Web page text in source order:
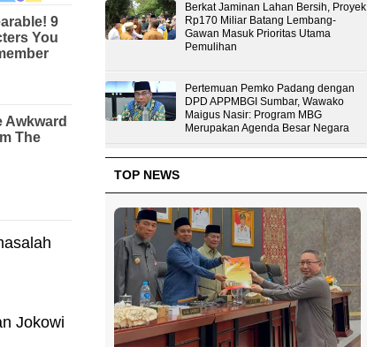
Jokowi
Berkat Jaminan Lahan Bersih, Proyek
Rp170 Miliar Batang Lembang-
Gawan Masuk Prioritas Utama
Pemulihan
Pertemuan Pemko Padang dengan
DPD APPMBGI Sumbar, Wawako
Maigus Nasir: Program MBG
Merupakan Agenda Besar Negara
TOP NEWS